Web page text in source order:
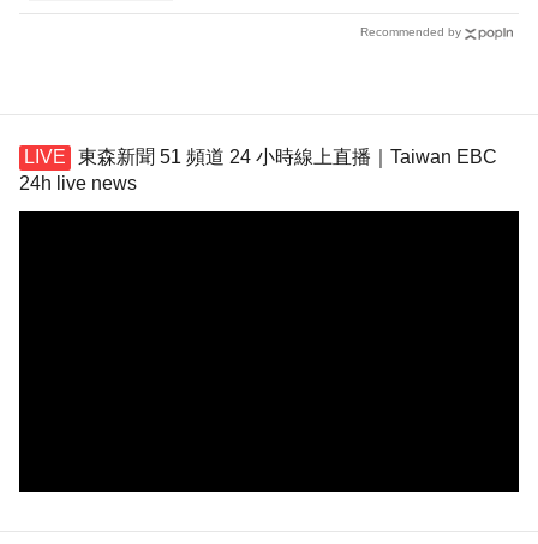
Recommended by
東森新聞 51 頻道 24 小時線上直播｜Taiwan EBC
24h live news